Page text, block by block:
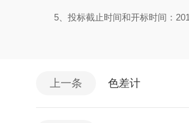
5、投标截止时间和开标时间：
上一条 色差计